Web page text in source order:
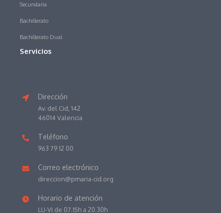
Secundaria
Bachillerato
Bachillerato Dual
Servicios
Dirección
Av. del Cid, 142
46014 Valencia
Teléfono
963 79 12 00
Correo electrónico
direccion@pmaria-cid.org
Horario de atención
LU-VI de 07.15h a 20.30h